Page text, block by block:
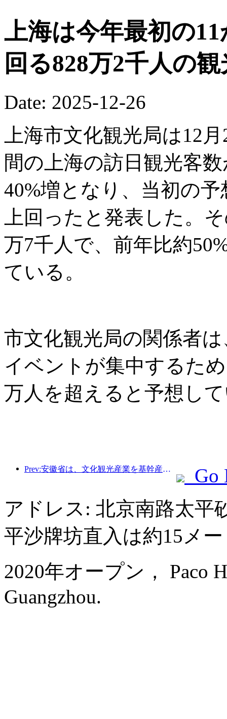
上海は今年最初の
回る828万2千人の
Date: 2025-12-26
上海市文化観光局は12
間の上海の訪日観光客
40%増となり、当初の
上回ったと発表した。
万7千人で、前年比約
ている。
市文化観光局の関係者
イベントが集中するた
万人を超えると予想し
Prev:安徽省は、文化観光産業を基幹産業に育てることを目指した「第15次5カ年計画」案を発表した。
Go
アドレス: 北京南路太平
平沙牌坊直入は約15メ
2020年オープン， Paco
Guangzhou.